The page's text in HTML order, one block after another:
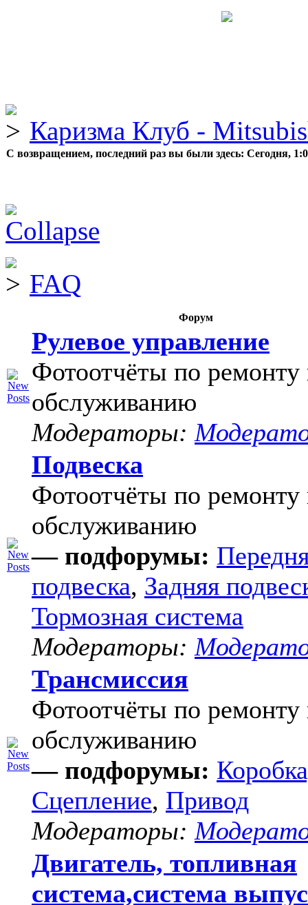
Каризма Клуб -
С возвращением, последний раз вы были здесь: Сегодня,
FAQ
Форум
Рулевое управление
Фотоотчёты по ремонту
обслуживанию
Модераторы:
Подвеска
Фотоотчёты по ремонту
обслуживанию
— подфорумы:
подвеска, Задняя
Тормозная система
Модераторы:
Трансмиссия
Фотоотчёты по ремонту
обслуживанию
— подфорумы:
Сцепление, Привод
Модераторы:
Двигатель, топливная
система,система